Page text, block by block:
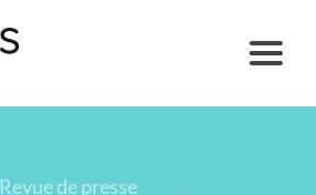
Revue de presse